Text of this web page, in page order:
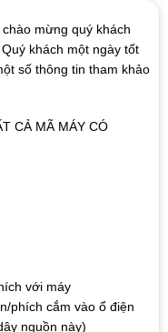
mừng quý khách
khách một ngày tốt
số thông tin tham khảo
CẢ MÃ MÁY CÓ
với máy
phích cắm vào ổ điện
nguồn này)